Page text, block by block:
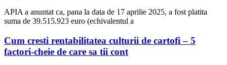
APIA a anuntat ca, pana la data de 17 aprilie 2025, a fost platita
suma de 39.515.923 euro (echivalentul a
Cum cresti rentabilitatea culturii de cartofi – 5
factori-cheie de care sa tii cont